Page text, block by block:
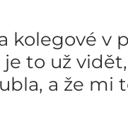
kolegové v
je to už
a že mi